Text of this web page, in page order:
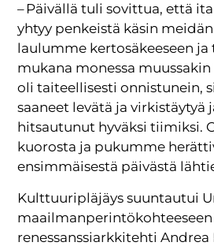
– Päivällä tuli sovittua, että
yhtyy penkeistä käsin meidän
laulumme kertosäkeeseen ja
mukana monessa
oli taiteellisesti onnistunein,
saaneet levätä ja virkistäytyä
hitsautunut hyväksi tiimiksi.
kuorosta ja pukumme
ensimmäisestä päivästä
Kulttuuripläjäys suuntautui
maailmanperintökohteeseen
renessanssiarkkitehti Andrea